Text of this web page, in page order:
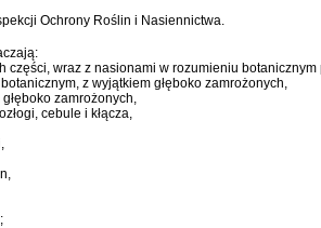
Ochrony Roślin i Nasiennictwa.
części, wraz z nasionami w rozumieniu
z wyjątkiem głęboko zamrożonych,
zamrożonych,
cebule i kłącza,